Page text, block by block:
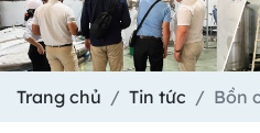
Trang chủ Tin tức Bồn